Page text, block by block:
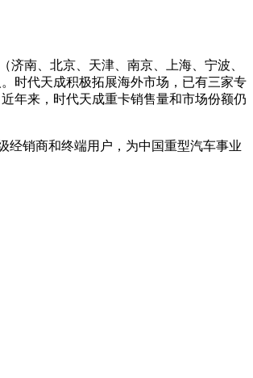
南、北京、天津、南京、上海、宁波、
时代天成积极拓展海外市场，已有三家专
年来，时代天成重卡销售量和市场份额仍
经销商和终端用户，为中国重型汽车事业